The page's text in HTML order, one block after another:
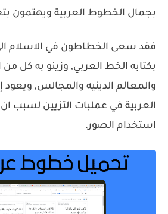
بجمال الخطوط العربية ويهتمون
فقد سعى الخطاطون في الاسلام الى
بكتابه الخط العربي, وزينو به كل
والمعالم الدينيه والمجالس,
العربية في عملبات التزيين لسبب
استخدام الصور.